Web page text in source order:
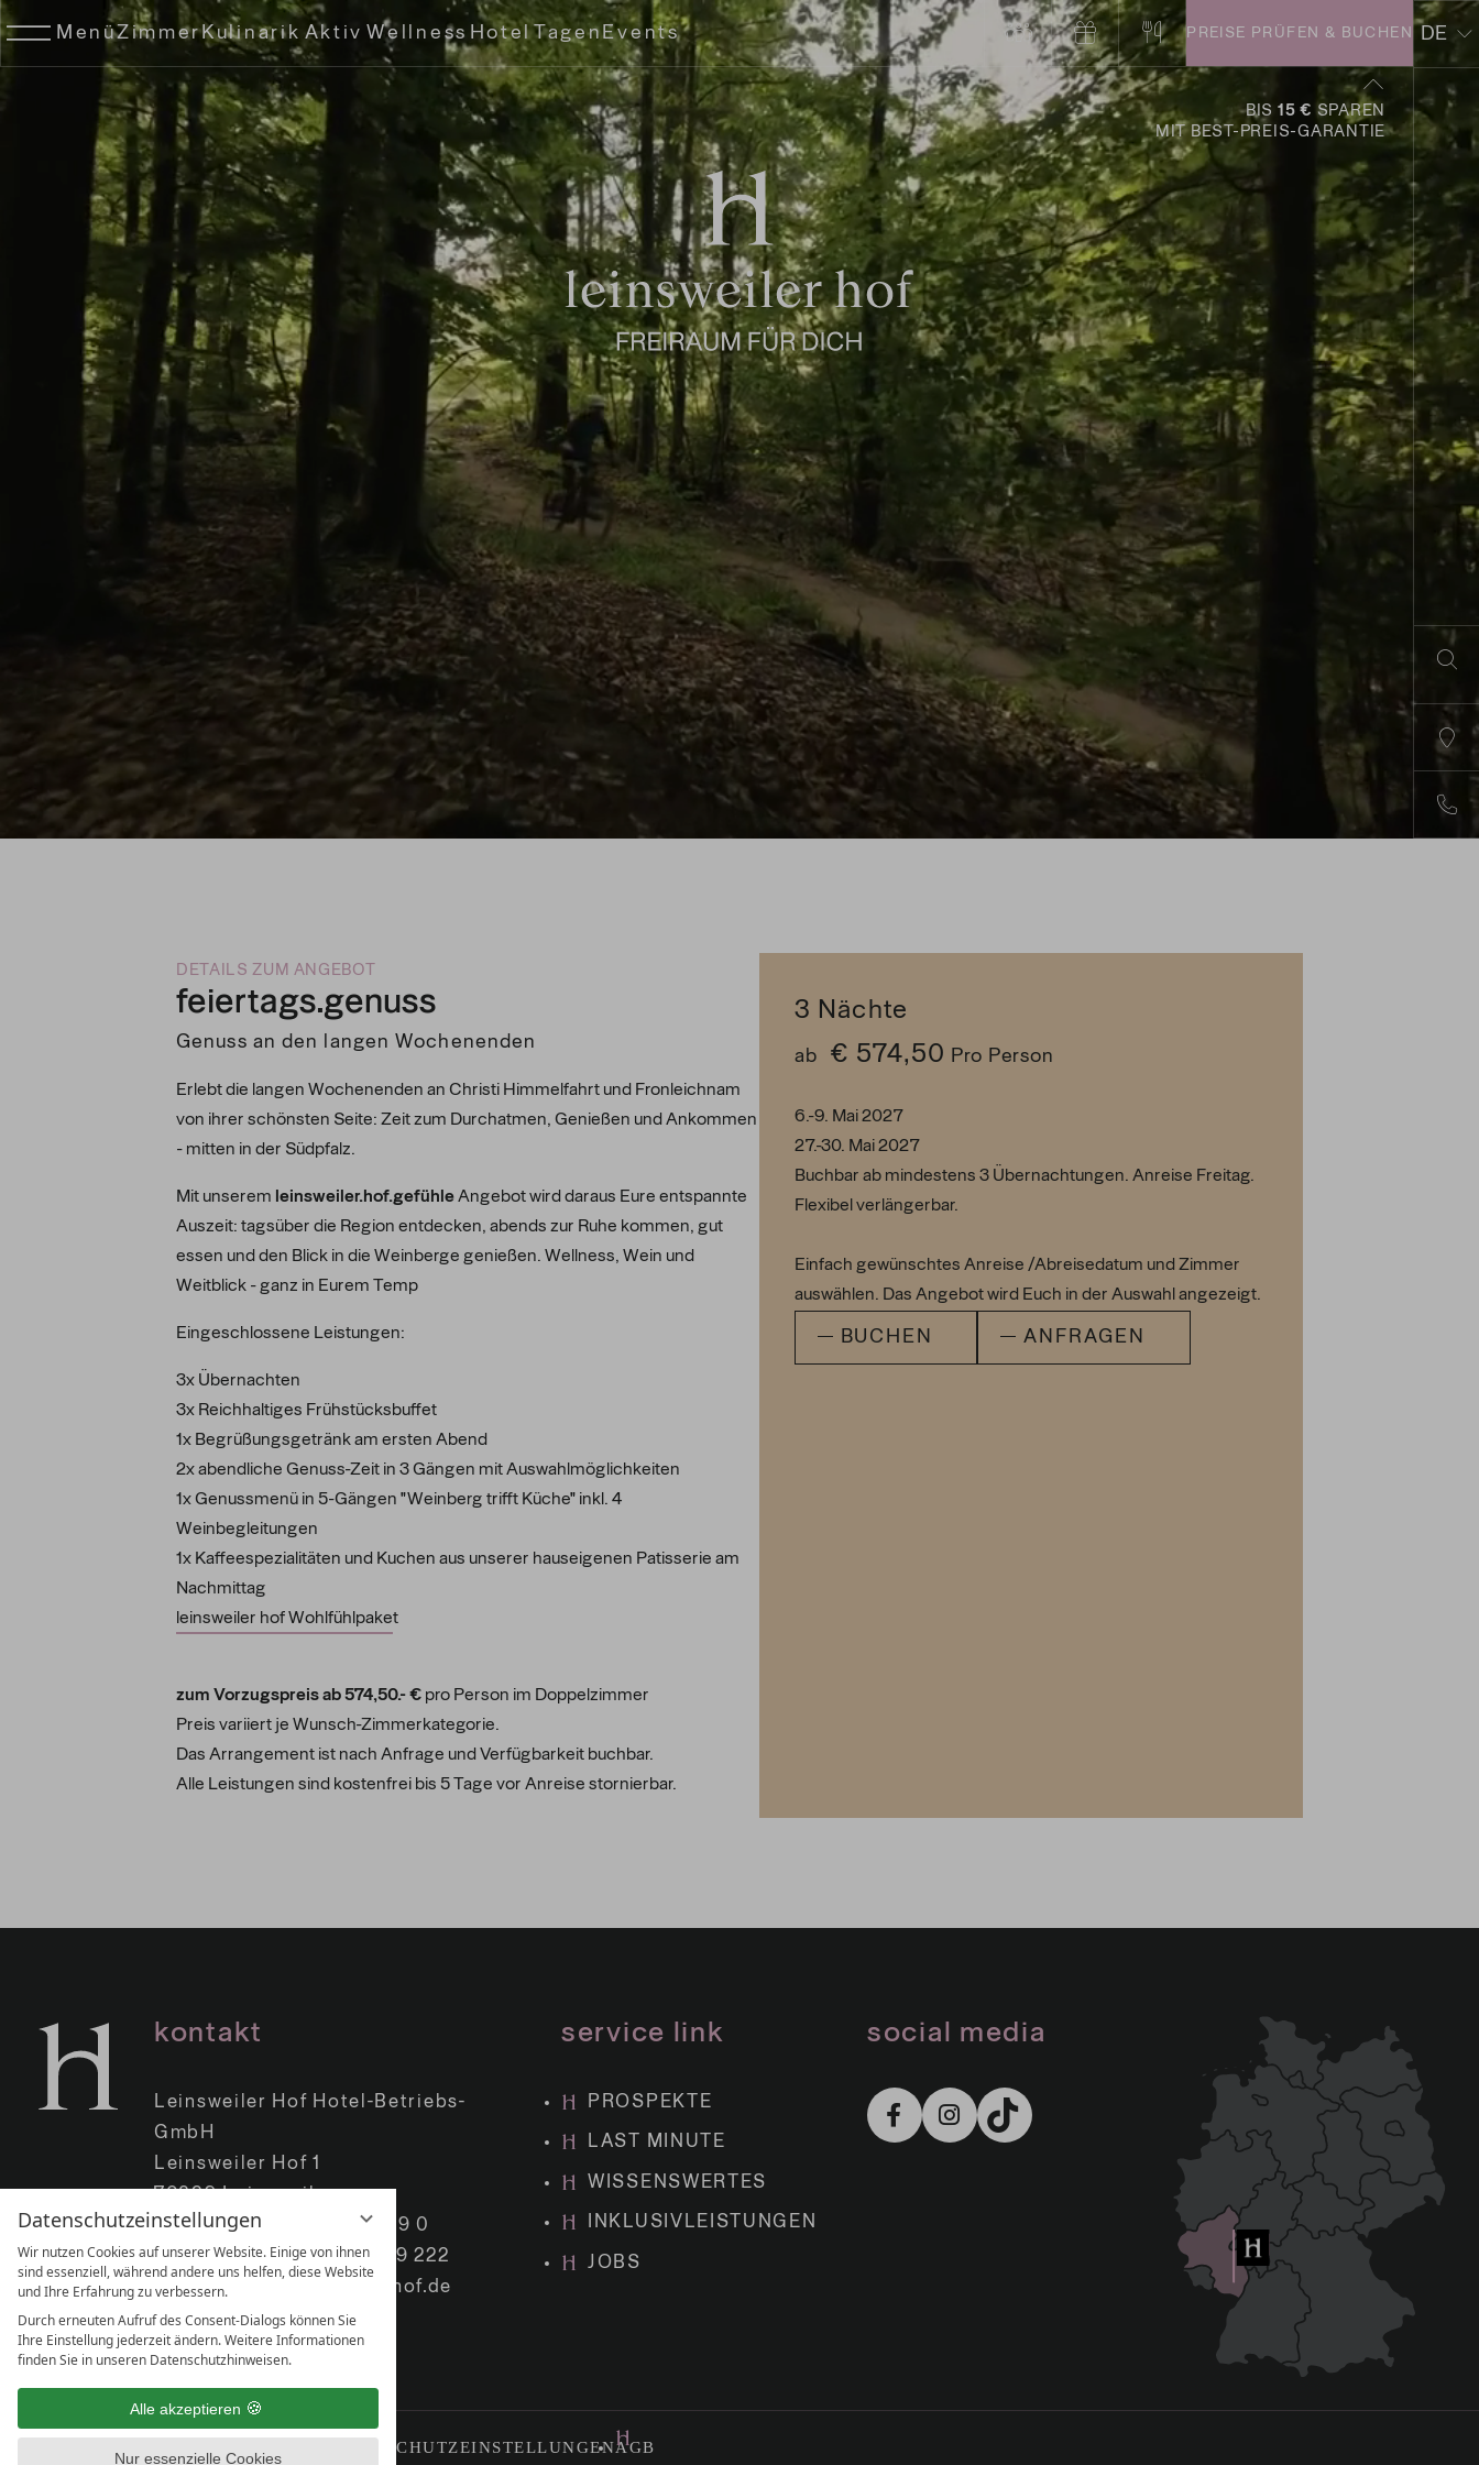
Datenschutzeinstellungen
Wir nutzen Cookies auf unserer Website. Einige von ihnen
sind essenziell, während andere uns helfen, diese Website
und Ihre Erfahrung zu verbessern.
Durch erneuten Aufruf des Consent-Dialogs können Sie
Ihre Einstellung jederzeit ändern. Weitere Informationen
finden Sie in unseren Datenschutzhinweisen.
Alle akzeptieren
Nur essenzielle Cookies
DE
EN
PREISE PRÜFEN & BUCHEN
MenüZimmerKulinarik Aktiv Wellness HotelTagenEvents
BIS 15 € SPAREN
MIT BEST-PREIS-GARANTIE
DETAILS ZUM ANGEBOT
feiertags.genuss
Genuss an den langen Wochenenden
Erlebt die langen Wochenenden an Christi Himmelfahrt und Fronleichnam
von ihrer schönsten Seite: Zeit zum Durchatmen, Genießen und Ankommen
- mitten in der Südpfalz.
Mit unserem leinsweiler.hof.gefühleAngebot wird daraus Eure entspannte
Auszeit: tagsüber die Region entdecken, abends zur Ruhe kommen, gut
essen und den Blick in die Weinberge genießen. Wellness, Wein und
Weitblick - ganz in Eurem Temp
Eingeschlossene Leistungen:
3x Übernachten
3x Reichhaltiges Frühstücksbuffet
1x Begrüßungsgetränk am ersten Abend
2x abendliche Genuss-Zeit in 3 Gängen mit Auswahlmöglichkeiten
1x Genussmenü in 5-Gängen "Weinberg trifft Küche" inkl. 4
Weinbegleitungen
1x Kaffeespezialitäten und Kuchen aus unserer hauseigenen Patisserie am
Nachmittag
leinsweiler hof Wohlfühlpaket
zum Vorzugspreis ab 574,50.- € pro Person im Doppelzimmer
Preis variiert je Wunsch-Zimmerkategorie.
Das Arrangement ist nach Anfrage und Verfügbarkeit buchbar.
Alle Leistungen sind kostenfrei bis 5 Tage vor Anreise stornierbar.
3 Nächte
ab € 574,50 Pro Person
6.-9. Mai 2027
27.-30. Mai 2027
Buchbar ab mindestens 3 Übernachtungen. Anreise Freitag.
Flexibel verlängerbar.
Einfach gewünschtes Anreise /Abreisedatum und Zimmer
auswählen. Das Angebot wird Euch in der Auswahl angezeigt.
BUCHEN ANFRAGEN
kontakt
Leinsweiler Hof Hotel-Betriebs-
GmbH
Leinsweiler Hof 1
76829 Leinsweiler
Telefon:+49 (0) 6345 409 0
Telefax: +49 (0) 6345 409 222
E-Mail:
info@leinsweilerhof.de
service link
PROSPEKTE
LAST MINUTE
WISSENSWERTES
INKLUSIVLEISTUNGEN
JOBS
social media
DATENSCHUTZ­EINSTELLUNGENAGB